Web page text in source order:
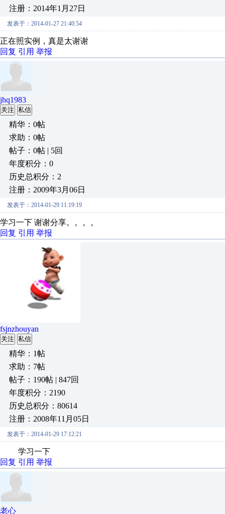
注册：2014年1月27日
发表于：2014-01-27 21:40:54
正在照实例，真是太谢谢
回复 引用 举报
jhq1983
关注 私信
精华：0帖
求助：0帖
帖子：0帖 | 5回
年度积分：0
历史总积分：2
注册：2009年3月06日
发表于：2014-01-29 11:19:19
学习一下 谢谢分享。。。。
回复 引用 举报
fsjnzhouyan
关注 私信
精华：1帖
求助：7帖
帖子：190帖 | 847回
年度积分：2190
历史总积分：80614
注册：2008年11月05日
发表于：2014-01-29 17:12:21
学习一下
回复 引用 举报
老心